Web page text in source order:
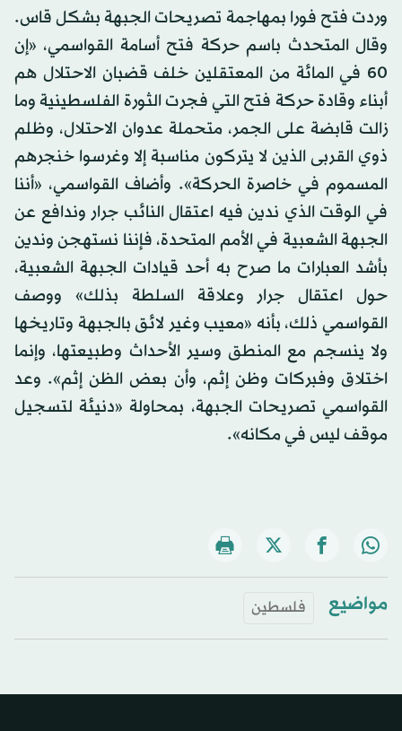
وردت فتح فورا بمهاجمة تصريحات الجبهة بشكل قاس.
وقال المتحدث باسم حركة فتح أسامة القواسمي، «إن
60 في المائة من المعتقلين خلف قضبان الاحتلال هم
أبناء وقادة حركة فتح التي فجرت الثورة الفلسطينية وما
زالت قابضة على الجمر، متحملة عدوان الاحتلال، وظلم
ذوي القربى الذين لا يتركون مناسبة إلا وغرسوا خنجرهم
المسموم في خاصرة الحركة». وأضاف القواسمي، «أننا
في الوقت الذي ندين فيه اعتقال النائب جرار وندافع عن
الجبهة الشعبية في الأمم المتحدة، فإننا نستهجن وندين
بأشد العبارات ما صرح به أحد قيادات الجبهة الشعبية،
حول اعتقال جرار وعلاقة السلطة بذلك» ووصف
القواسمي ذلك، بأنه «معيب وغير لائق بالجبهة وتاريخها
ولا ينسجم مع المنطق وسير الأحداث وطبيعتها، وإنما
اختلاق وفبركات وظن إثم، وأن بعض الظن إثم». وعد
القواسمي تصريحات الجبهة، بمحاولة «دنيئة لتسجيل
موقف ليس في مكانه».
مواضيع فلسطين